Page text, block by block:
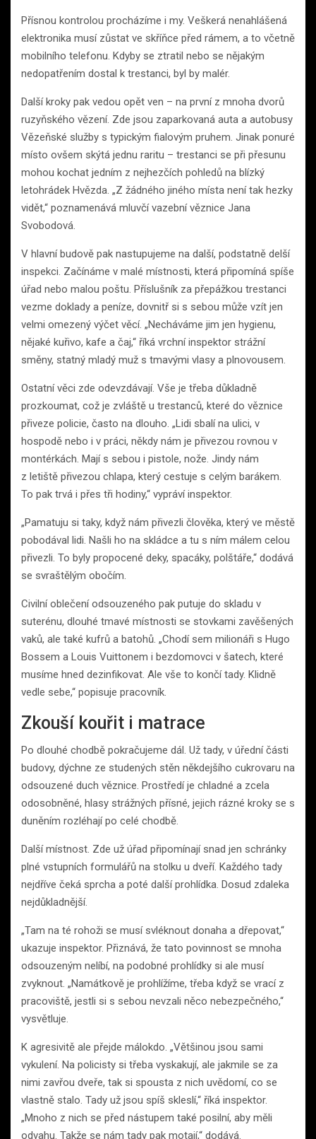
Přísnou kontrolou procházíme i my. Veškerá nenahlášená
elektronika musí zůstat ve skříňce před rámem, a to včetně
mobilního telefonu. Kdyby se ztratil nebo se nějakým
nedopatřením dostal k trestanci, byl by malér.
Další kroky pak vedou opět ven – na první z mnoha dvorů
ruzyňského vězení. Zde jsou zaparkovaná auta a autobusy
Vězeňské služby s typickým fialovým pruhem. Jinak ponuré
místo ovšem skýtá jednu raritu – trestanci se při přesunu
mohou kochat jedním z nejhezčích pohledů na blízký
letohrádek Hvězda. „Z žádného jiného místa není tak hezky
vidět,“ poznamenává mluvčí vazební věznice Jana
Svobodová.
V hlavní budově pak nastupujeme na další, podstatně delší
inspekci. Začínáme v malé místnosti, která připomíná spíše
úřad nebo malou poštu. Příslušník za přepážkou trestanci
vezme doklady a peníze, dovnitř si s sebou může vzít jen
velmi omezený výčet věcí. „Necháváme jim jen hygienu,
nějaké kuřivo, kafe a čaj,“ říká vrchní inspektor strážní
směny, statný mladý muž s tmavými vlasy a plnovousem.
Ostatní věci zde odevzdávají. Vše je třeba důkladně
prozkoumat, což je zvláště u trestanců, které do věznice
přiveze policie, často na dlouho. „Lidi sbalí na ulici, v
hospodě nebo i v práci, někdy nám je přivezou rovnou v
montérkách. Mají s sebou i pistole, nože. Jindy nám
z letiště přivezou chlapa, který cestuje s celým barákem.
To pak trvá i přes tři hodiny,“ vypráví inspektor.
„Pamatuju si taky, když nám přivezli člověka, který ve městě
pobodával lidi. Našli ho na skládce a tu s ním málem celou
přivezli. To byly propocené deky, spacáky, polštáře,“ dodává
se svraštělým obočím.
Civilní oblečení odsouzeného pak putuje do skladu v
suterénu, dlouhé tmavé místnosti se stovkami zavěšených
vaků, ale také kufrů a batohů. „Chodí sem milionáři s Hugo
Bossem a Louis Vuittonem i bezdomovci v šatech, které
musíme hned dezinfikovat. Ale vše to končí tady. Klidně
vedle sebe,“ popisuje pracovník.
Zkouší kouřit i matrace
Po dlouhé chodbě pokračujeme dál. Už tady, v úřední části
budovy, dýchne ze studených stěn někdejšího cukrovaru na
odsouzené duch věznice. Prostředí je chladné a zcela
odosobněné, hlasy strážných přísné, jejich rázné kroky se s
duněním rozléhají po celé chodbě.
Další místnost. Zde už úřad připomínají snad jen schránky
plné vstupních formulářů na stolku u dveří. Každého tady
nejdříve čeká sprcha a poté další prohlídka. Dosud zdaleka
nejdůkladnější.
„Tam na té rohoži se musí svléknout donaha a dřepovat,“
ukazuje inspektor. Přiznává, že tato povinnost se mnoha
odsouzeným nelíbí, na podobné prohlídky si ale musí
zvyknout. „Namátkově je prohlížíme, třeba když se vrací z
pracoviště, jestli si s sebou nevzali něco nebezpečného,“
vysvětluje.
K agresivitě ale přejde málokdo. „Většinou jsou sami
vykulení. Na policisty si třeba vyskakují, ale jakmile se za
nimi zavřou dveře, tak si spousta z nich uvědomí, co se
vlastně stalo. Tady už jsou spíš skleslí,“ říká inspektor.
„Mnoho z nich se před nástupem také posilní, aby měli
odvahu. Takže se nám tady pak motají,“ dodává.